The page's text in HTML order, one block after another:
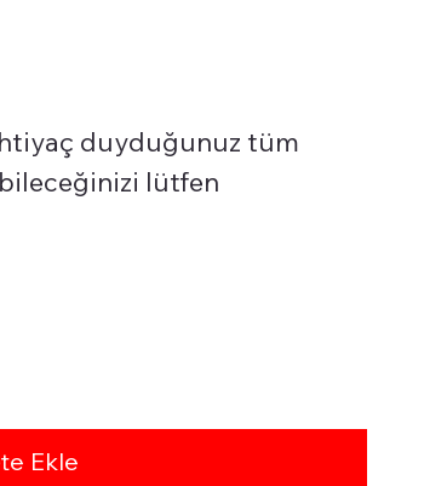
duyduğunuz tüm
lütfen
Ekle